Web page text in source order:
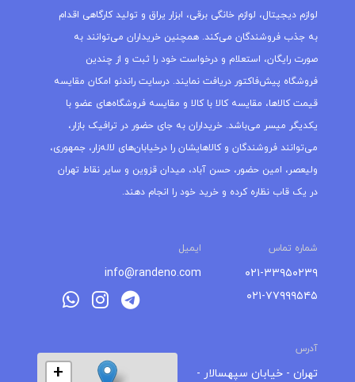
لوازم دیجیتال، لوازم خانگی برقی، ابزار یراق و تولید کارگاهی اقدام
به جذب فروشندگان می‌کند. همچنین خریداران می‌توانند به
صورت رایگان، استعلام و درخواست خود را ثبت و از چندین
فروشگاه پیش‌فاکتور دریافت نمایند. درسایت راندنو امکان مقایسه
قیمت کالاها، مقایسه کالا با کالا و مقایسه فروشگاه‌های عضو با
یکدیگر میسر می‌باشد. خریداران به جای حضور در ترافیک بازار،
می‌توانند فروشندگان و کالاهایشان را درخیابان‌های لاله‌زار، جمهوری،
ولیعصر، امین حضور، حسن آباد، میدان قزوین و سایر نقاط تهران
در یک قاب نظاره کرده و خرید خود را انجام دهند.
شماره تماس ایمیل
۰۲۱-۳۳۹۵۰۲۳۹
۰۲۱-۷۷۹۹۹۵۴۵
info@randeno.com
آدرس
تهران - خیابان سپهسالار - +